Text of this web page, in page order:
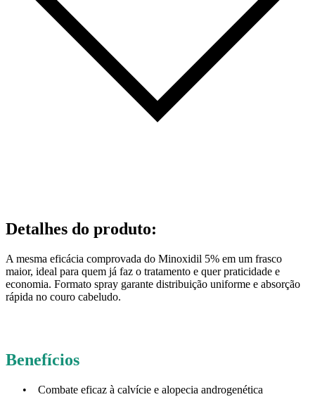
Detalhes do produto:
A mesma eficácia comprovada do Minoxidil 5% em um frasco
maior, ideal para quem já faz o tratamento e quer praticidade e
economia. Formato spray garante distribuição uniforme e absorção
rápida no couro cabeludo.
Benefícios
•
Combate eficaz à calvície e alopecia androgenética